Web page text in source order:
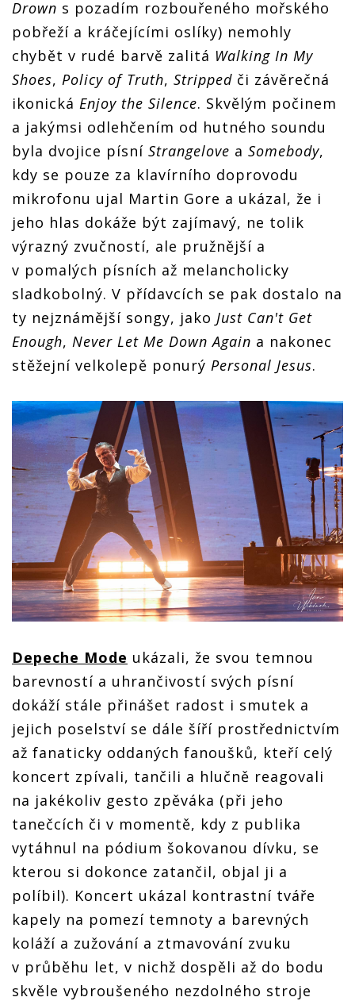
Drown s pozadím rozbouřeného mořského
pobřeží a kráčejícími oslíky) nemohly
chybět v rudé barvě zalitá Walking In My
Shoes, Policy of Truth, Stripped či závěrečná
ikonická Enjoy the Silence. Skvělým počinem
a jakýmsi odlehčením od hutného soundu
byla dvojice písní Strangelove a Somebody,
kdy se pouze za klavírního doprovodu
mikrofonu ujal Martin Gore a ukázal, že i
jeho hlas dokáže být zajímavý, ne tolik
výrazný zvučností, ale pružnější a
v pomalých písních až melancholicky
sladkobolný. V přídavcích se pak dostalo na
ty nejznámější songy, jako Just Can't Get
Enough, Never Let Me Down Again a nakonec
stěžejní velkolepě ponurý Personal Jesus.
Depeche Mode ukázali, že svou temnou
barevností a uhrančivostí svých písní
dokáží stále přinášet radost i smutek a
jejich poselství se dále šíří prostřednictvím
až fanaticky oddaných fanoušků, kteří celý
koncert zpívali, tančili a hlučně reagovali
na jakékoliv gesto zpěváka (při jeho
tanečcích či v momentě, kdy z publika
vytáhnul na pódium šokovanou dívku, se
kterou si dokonce zatančil, objal ji a
políbil). Koncert ukázal kontrastní tváře
kapely na pomezí temnoty a barevných
koláží a zužování a ztmavování zvuku
v průběhu let, v nichž dospěli až do bodu
skvěle vybroušeného nezdolného stroje